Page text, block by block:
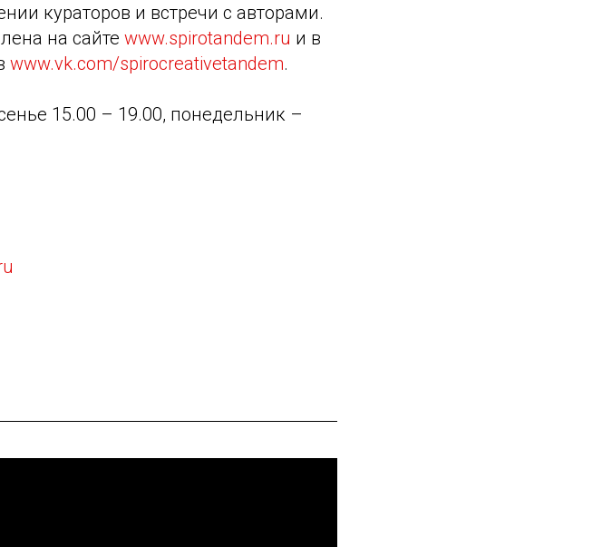
кураторов и встречи с авторами.
на сайте www.spirotandem.ru и в
www.vk.com/spirocreativetandem.
15.00 – 19.00, понедельник –